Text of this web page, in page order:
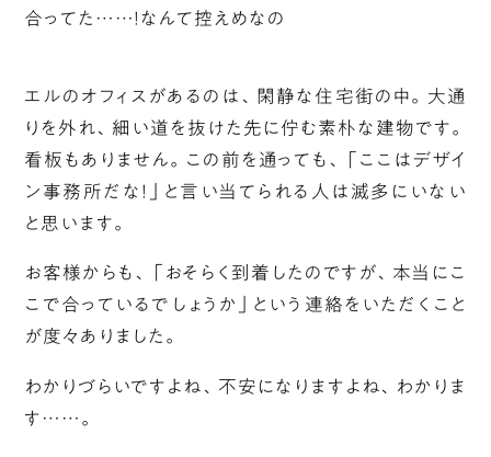
合ってた……！なんて控えめなの
エルのオフィスがあるのは、閑静な住宅街の中。大通
りを外れ、細い道を抜けた先に佇む素朴な建物です。
看板もありません。この前を通っても、「ここはデザイ
ン事務所だな！」と言い当てられる人は滅多にいない
と思います。
お客様からも、「おそらく到着したのですが、本当にこ
こで合っているでしょうか」という連絡をいただくこと
が度々ありました。
わかりづらいですよね、不安になりますよね、わかりま
す……。